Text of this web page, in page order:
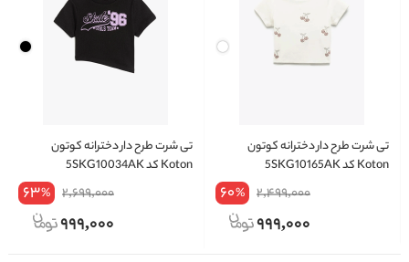
تی شرت طرح دار دخترانه کوتون
Koton کد 5SKG10165AK
2,499,000
60%
999,000
تی شرت طرح دار دخترانه کوتون
Koton کد 5SKG10034AK
2,699,000
63%
999,000